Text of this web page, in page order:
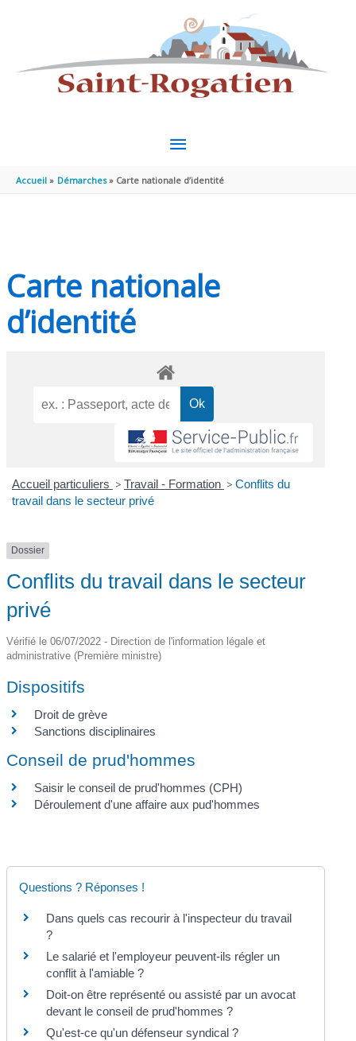
MENU
PRINCIPAL
Accueil Démarches Carte nationale d’identité
Carte nationale
d’identité
Accueil particuliers > Travail - Formation > Conflits du
travail dans le secteur privé
Dossier
Conflits du travail dans le secteur
privé
Vérifié le 06/07/2022 - Direction de l'information légale et
administrative (Première ministre)
Dispositifs
Droit de grève
Sanctions disciplinaires
Conseil de prud'hommes
Saisir le conseil de prud'hommes (CPH)
Déroulement d'une affaire aux pud'hommes
Questions ? Réponses !
Dans quels cas recourir à l'inspecteur du travail
?
Le salarié et l'employeur peuvent-ils régler un
conflit à l'amiable ?
Doit-on être représenté ou assisté par un avocat
devant le conseil de prud'hommes ?
Qu'est-ce qu'un défenseur syndical ?